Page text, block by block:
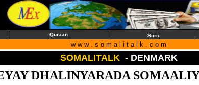
| Quraan | Siiro |
w w w . s o m a l i t a l k . c o m
SOMALITALK - DENMARK
DHALINYARADA